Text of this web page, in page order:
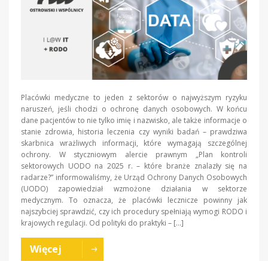
Placówki medyczne to jeden z sektorów o najwyższym ryzyku
naruszeń, jeśli chodzi o ochronę danych osobowych. W końcu
dane pacjentów to nie tylko imię i nazwisko, ale także informacje o
stanie zdrowia, historia leczenia czy wyniki badań – prawdziwa
skarbnica wrażliwych informacji, które wymagają szczególnej
ochrony. W styczniowym alercie prawnym „Plan kontroli
sektorowych UODO na 2025 r. – które branże znalazły się na
radarze?” informowaliśmy, że Urząd Ochrony Danych Osobowych
(UODO) zapowiedział wzmożone działania w sektorze
medycznym. To oznacza, że placówki lecznicze powinny jak
najszybciej sprawdzić, czy ich procedury spełniają wymogi RODO i
krajowych regulacji. Od polityki do praktyki – […]
Więcej